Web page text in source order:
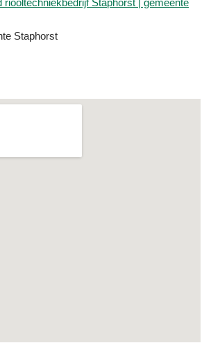
Staphorst